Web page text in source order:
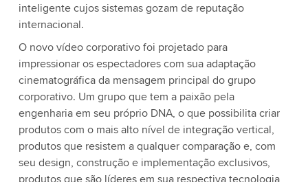
inteligente cujos sistemas gozam de reputação
internacional.
O novo vídeo corporativo foi projetado para
impressionar os espectadores com sua adaptação
cinematográfica da mensagem principal do grupo
corporativo. Um grupo que tem a paixão pela
engenharia em seu próprio DNA, o que possibilita criar
produtos com o mais alto nível de integração vertical,
produtos que resistem a qualquer comparação e, com
seu design, construção e implementação exclusivos,